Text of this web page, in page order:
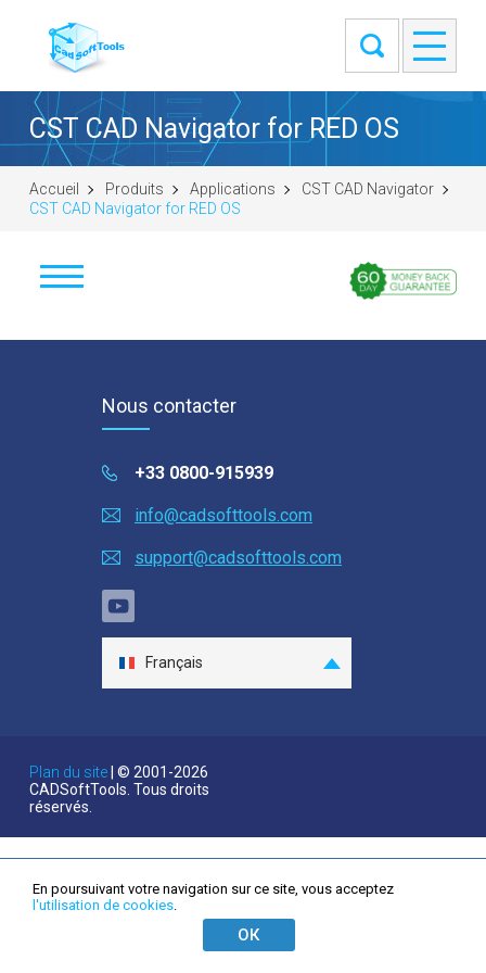
En poursuivant votre navigation sur ce site, vous acceptez
l'utilisation de cookies.
ОК
CST CAD Navigator for RED OS
Accueil Produits Applications
CST CAD Navigator
CST CAD Navigator for RED OS
macOS (universal DMG)
Linux (.tar.gz 64-bit)
Linux (.deb 64-bit)
Acheter
Poser une question
Témoignages clients
Aide
Nous contacter
+33 0800-915939
info@cadsofttools.com
support@cadsofttools.com
Français
日本語
Español
한국어
Nederlands
Plan du site | © 2001-2026
CADSoftTools. Tous droits
réservés.